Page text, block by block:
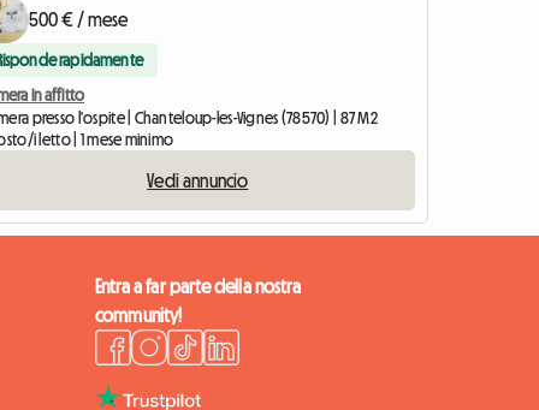
500 € / mese
rapidamente
in affitto
presso l'ospite | Chanteloup-les-Vignes (78570) | 87 M2
i letto | 1 mese minimo
Vedi annuncio
Entra a far parte della nostra
community!